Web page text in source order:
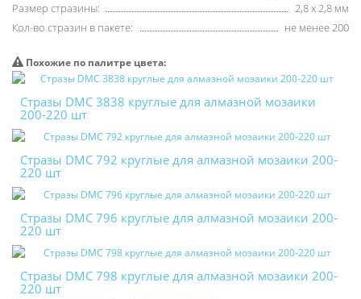
Размер стразины:
2,8 х 2,8 мм
Кол-во стразин в пакете:
не менее 200
Похожие по палитре цвета:
Стразы DMC 3838 круглые для алмазной мозаики
200-220 шт
Стразы DMC 792 круглые для алмазной мозаики 200-
220 шт
Стразы DMC 796 круглые для алмазной мозаики 200-
220 шт
Стразы DMC 798 круглые для алмазной мозаики 200-
220 шт